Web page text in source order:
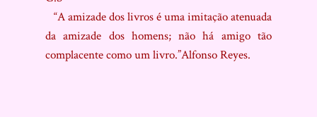
“A amizade dos livros é uma imitação atenuada
da amizade dos homens; não há amigo tão
complacente como um livro.”Alfonso Reyes.